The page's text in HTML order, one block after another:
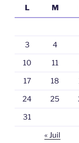
L
M
3 4
10 11
17 18
24 25
31
« Juil